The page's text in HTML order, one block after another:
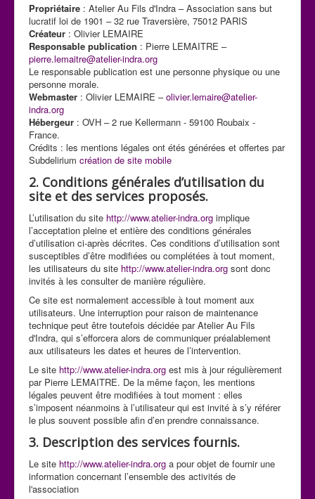
Propriétaire : Atelier Au Fils d'Indra – Association sans but
lucratif loi de 1901 – 32 rue Traversière, 75012 PARIS
Créateur : Olivier LEMAIRE
Responsable publication : Pierre LEMAITRE –
pierre.lemaitre@atelier-indra.org
Le responsable publication est une personne physique ou une
personne morale.
Webmaster : Olivier LEMAIRE –olivier.lemaire@atelier-
indra.org
Hébergeur : OVH – 2 rue Kellermann - 59100 Roubaix -
France.
Crédits : les mentions légales ont étés générées et offertes par
Subdelirium création de site mobile
2. Conditions générales d’utilisation du
site et des services proposés.
L’utilisation du site http://www.atelier-indra.org implique
l’acceptation pleine et entière des conditions générales
d’utilisation ci-après décrites. Ces conditions d’utilisation sont
susceptibles d’être modifiées ou complétées à tout moment,
les utilisateurs du site http://www.atelier-indra.org sont donc
invités à les consulter de manière régulière.
Ce site est normalement accessible à tout moment aux
utilisateurs. Une interruption pour raison de maintenance
technique peut être toutefois décidée par Atelier Au Fils
d'Indra, qui s’efforcera alors de communiquer préalablement
aux utilisateurs les dates et heures de l’intervention.
Le site http://www.atelier-indra.org est mis à jour régulièrement
par Pierre LEMAITRE. De la même façon, les mentions
légales peuvent être modifiées à tout moment : elles
s’imposent néanmoins à l’utilisateur qui est invité à s’y référer
le plus souvent possible afin d’en prendre connaissance.
3. Description des services fournis.
Le site http://www.atelier-indra.org a pour objet de fournir une
information concernant l’ensemble des activités de
l'association